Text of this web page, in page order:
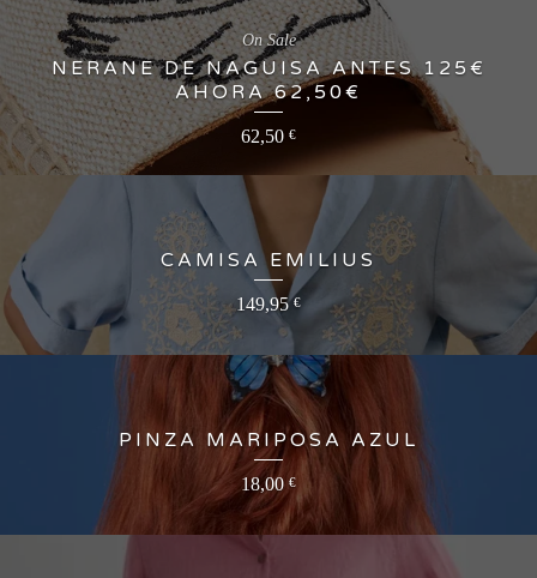
NERANE DE NAGUISA ANTES 125€
AHORA 62,50€
62,50 €
On Sale
CAMISA EMILIUS
149,95€
PINZA MARIPOSA AZUL
18,00 €